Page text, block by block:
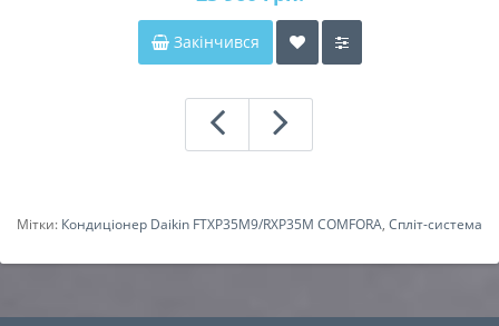
Закінчився
Мітки: Кондиціонер Daikin FTXP35M9/RXP35M COMFORA, Спліт-система